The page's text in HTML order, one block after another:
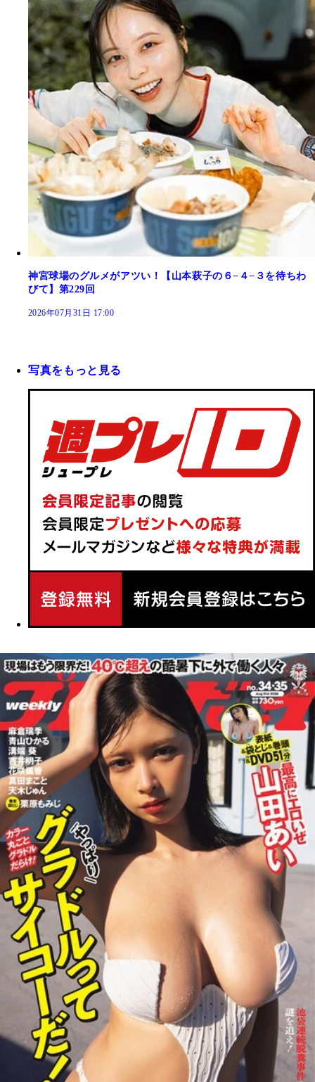
神宮球場のグルメがアツい！【山本萩子の６−４−３を待ちわ
びて】第229回
2026年07月31日 17:00
写真をもっと見る